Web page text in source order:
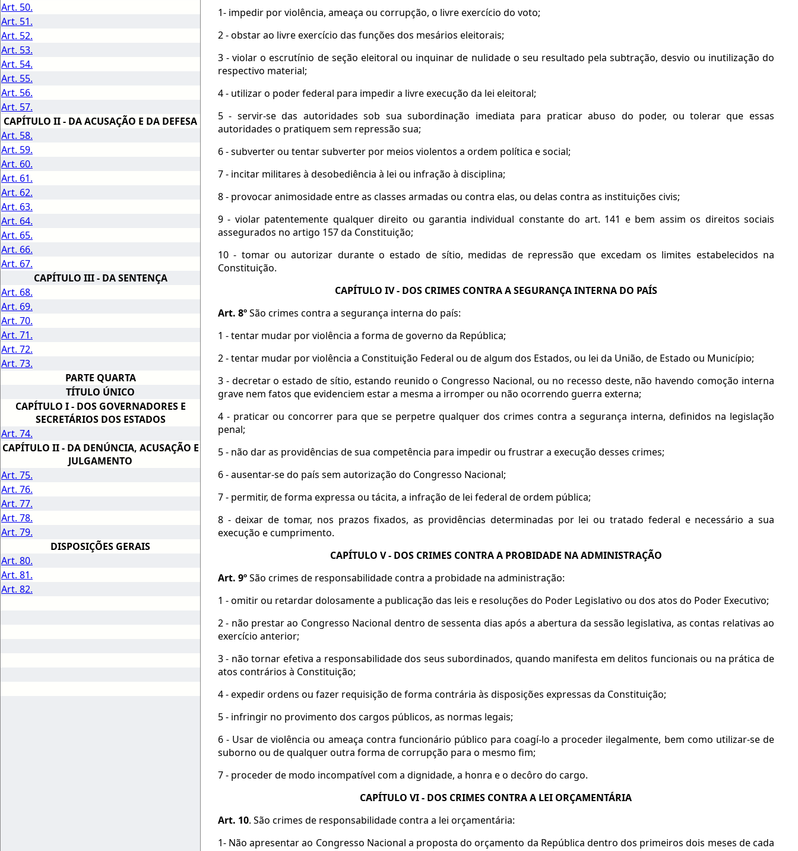
Art. 50.
Art. 51.
Art. 52.
Art. 53.
Art. 54.
Art. 55.
Art. 56.
Art. 57.
CAPÍTULO II - DA ACUSAÇÃO E DA DEFESA
Art. 58.
Art. 59.
Art. 60.
Art. 61.
Art. 62.
Art. 63.
Art. 64.
Art. 65.
Art. 66.
Art. 67.
CAPÍTULO III - DA SENTENÇA
Art. 68.
Art. 69.
Art. 70.
Art. 71.
Art. 72.
Art. 73.
PARTE QUARTA
TÍTULO ÚNICO
CAPÍTULO I - DOS GOVERNADORES E
SECRETÁRIOS DOS ESTADOS
Art. 74.
CAPÍTULO II - DA DENÚNCIA, ACUSAÇÃO E
JULGAMENTO
Art. 75.
Art. 76.
Art. 77.
Art. 78.
Art. 79.
DISPOSIÇÕES GERAIS
Art. 80.
Art. 81.
Art. 82.
1- impedir por violência, ameaça ou corrupção, o livre exercício do voto;
2 - obstar ao livre exercício das funções dos mesários eleitorais;
3 - violar o escrutínio de seção eleitoral ou inquinar de nulidade o seu resultado pela subtração, desvio ou inutilização do
respectivo material;
4 - utilizar o poder federal para impedir a livre execução da lei eleitoral;
5 - servir-se das autoridades sob sua subordinação imediata para praticar abuso do poder, ou tolerar que essas
autoridades o pratiquem sem repressão sua;
6 - subverter ou tentar subverter por meios violentos a ordem política e social;
7 - incitar militares à desobediência à lei ou infração à disciplina;
8 - provocar animosidade entre as classes armadas ou contra elas, ou delas contra as instituições civis;
9 - violar patentemente qualquer direito ou garantia individual constante do art. 141 e bem assim os direitos sociais
assegurados no artigo 157 da Constituição;
10 - tomar ou autorizar durante o estado de sítio, medidas de repressão que excedam os limites estabelecidos na
Constituição.
CAPÍTULO IV - DOS CRIMES CONTRA A SEGURANÇA INTERNA DO PAÍS
Art. 8ºSão crimes contra a segurança interna do país:
1 - tentar mudar por violência a forma de governo da República;
2 - tentar mudar por violência a Constituição Federal ou de algum dos Estados, ou lei da União, de Estado ou Município;
3 - decretar o estado de sítio, estando reunido o Congresso Nacional, ou no recesso deste, não havendo comoção interna
grave nem fatos que evidenciem estar a mesma a irromper ou não ocorrendo guerra externa;
4 - praticar ou concorrer para que se perpetre qualquer dos crimes contra a segurança interna, definidos na legislação
penal;
5 - não dar as providências de sua competência para impedir ou frustrar a execução desses crimes;
6 - ausentar-se do país sem autorização do Congresso Nacional;
7 - permitir, de forma expressa ou tácita, a infração de lei federal de ordem pública;
8 - deixar de tomar, nos prazos fixados, as providências determinadas por lei ou tratado federal e necessário a sua
execução e cumprimento.
CAPÍTULO V - DOS CRIMES CONTRA A PROBIDADE NA ADMINISTRAÇÃO
Art. 9ºSão crimes de responsabilidade contra a probidade na administração:
1 - omitir ou retardar dolosamente a publicação das leis e resoluções do Poder Legislativo ou dos atos do Poder Executivo;
2 - não prestar ao Congresso Nacional dentro de sessenta dias após a abertura da sessão legislativa, as contas relativas ao
exercício anterior;
3 - não tornar efetiva a responsabilidade dos seus subordinados, quando manifesta em delitos funcionais ou na prática de
atos contrários à Constituição;
4 - expedir ordens ou fazer requisição de forma contrária às disposições expressas da Constituição;
5 - infringir no provimento dos cargos públicos, as normas legais;
6 - Usar de violência ou ameaça contra funcionário público para coagí-lo a proceder ilegalmente, bem como utilizar-se de
suborno ou de qualquer outra forma de corrupção para o mesmo fim;
7 - proceder de modo incompatível com a dignidade, a honra e o decôro do cargo.
CAPÍTULO VI - DOS CRIMES CONTRA A LEI ORÇAMENTÁRIA
Art. 10. São crimes de responsabilidade contra a lei orçamentária:
1- Não apresentar ao Congresso Nacional a proposta do orçamento da República dentro dos primeiros dois meses de cada